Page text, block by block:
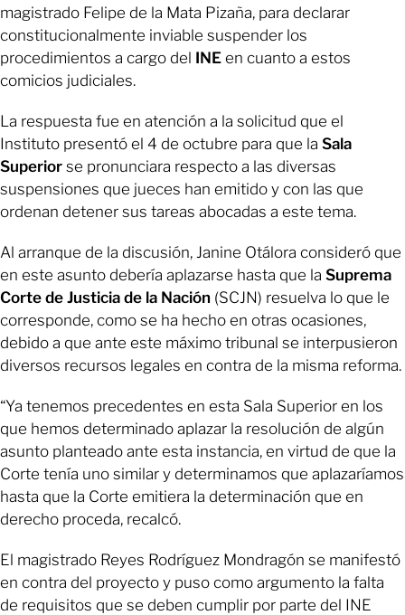
magistrado Felipe de la Mata Pizaña, para declarar
constitucionalmente inviable suspender los
procedimientos a cargo del INE en cuanto a estos
comicios judiciales.
La respuesta fue en atención a la solicitud que el
Instituto presentó el 4 de octubre para que la Sala
Superior se pronunciara respecto a las diversas
suspensiones que jueces han emitido y con las que
ordenan detener sus tareas abocadas a este tema.
Al arranque de la discusión, Janine Otálora consideró que
en este asunto debería aplazarse hasta que la Suprema
Corte de Justicia de la Nación (SCJN) resuelva lo que le
corresponde, como se ha hecho en otras ocasiones,
debido a que ante este máximo tribunal se interpusieron
diversos recursos legales en contra de la misma reforma.
“Ya tenemos precedentes en esta Sala Superior en los
que hemos determinado aplazar la resolución de algún
asunto planteado ante esta instancia, en virtud de que la
Corte tenía uno similar y determinamos que aplazaríamos
hasta que la Corte emitiera la determinación que en
derecho proceda, recalcó.
El magistrado Reyes Rodríguez Mondragón se manifestó
en contra del proyecto y puso como argumento la falta
de requisitos que se deben cumplir por parte del INE